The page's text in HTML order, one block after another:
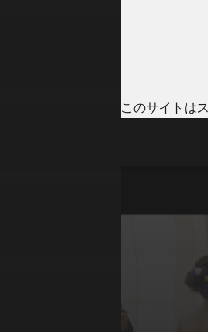
このサイトは